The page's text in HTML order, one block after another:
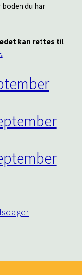
du har
kan rettes til